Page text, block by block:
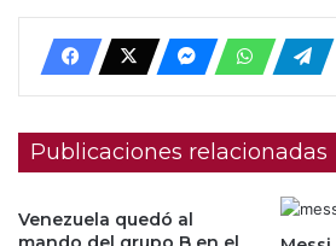
Publicaciones relacionadas
Venezuela quedó al